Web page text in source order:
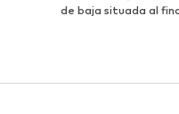
de baja situada al